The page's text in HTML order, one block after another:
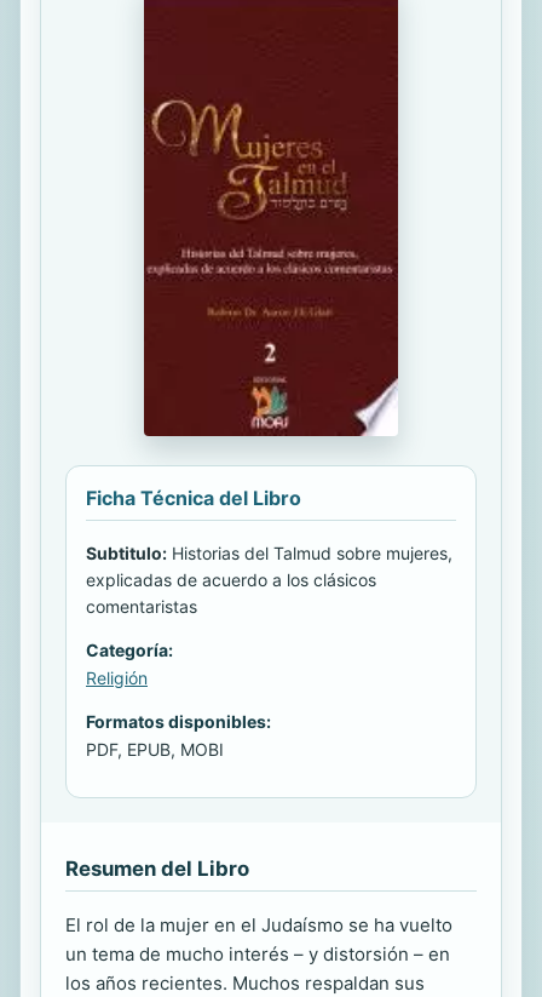
Ficha Técnica del Libro
Subtitulo: Historias del Talmud sobre mujeres,
explicadas de acuerdo a los clásicos
comentaristas
Categoría:
Religión
Formatos disponibles:
PDF, EPUB, MOBI
Resumen del Libro
El rol de la mujer en el Judaísmo se ha vuelto
un tema de mucho interés – y distorsión – en
los años recientes. Muchos respaldan sus